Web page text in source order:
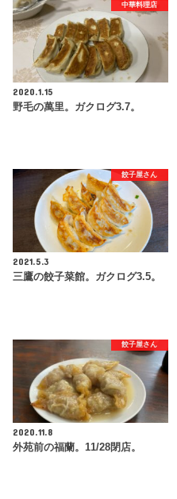
中華料理店
2020.1.15
野毛の萬里。ガクログ3.7。
餃子屋さん
2021.5.3
三鷹の餃子菜館。ガクログ3.5。
餃子屋さん
2020.11.8
外苑前の福蘭。11/28閉店。